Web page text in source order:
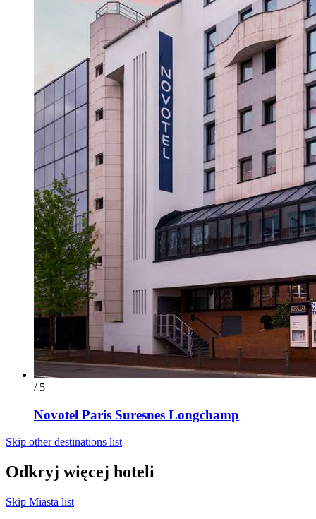
/ 5
Novotel Paris Suresnes Longchamp
Skip other destinations list
Odkryj więcej hoteli
Skip Miasta list